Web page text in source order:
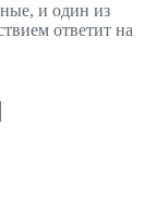
и один из
ответит на